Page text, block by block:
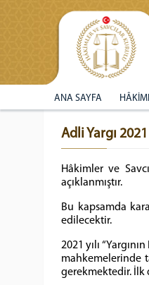
ANA SAYFA
Adli Yargı
Hâkimler ve
açıklanmıştır.
Bu kapsamda
edilecektir.
2021 yılı
mahkemelerinde
gerekmektedir. İlk